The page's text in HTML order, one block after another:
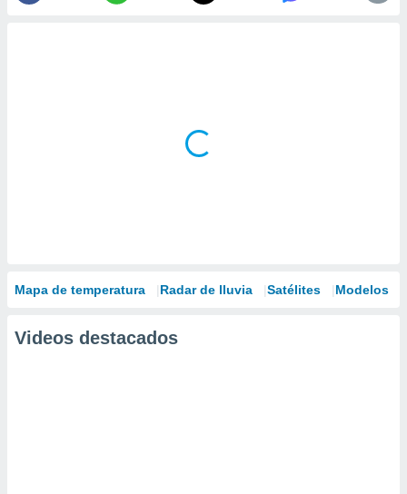
Mapa de temperatura Radar de lluvia Satélites Modelos
Videos destacados